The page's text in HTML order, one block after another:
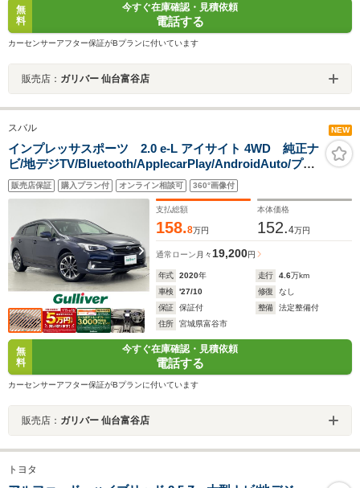
無
料
今すぐ在庫確認・見積依頼
電話する
カーセンサーアフター保証がBプランに付いています
販売店： ガリバー 仙台富谷店
スバル NEW
インプレッサスポーツ 2.0 e-L アイサイト 4WD 純正ナ
ビ/地デジTV/Bluetooth/ApplecarPlay/AndroidAuto/プリ
クラッシュセーフティ/レーダークルーズコントロール/レ
ーンキープアシスト/ブラインドスポットモニター/シート
ヒーター/横滑り防止/ETC2.0/禁煙車
販売店保証 購入プラン付 オンライン相談可 360°画像付
支払総額
158.8万円
本体価格
152.4万円
通常ローン 月々 19,200円
年式 2020年 走行 4.6万km
車検
'27/10 修復
なし
保証
保証付 整備
法定整備付
住所
宮城県富谷市
無
料
今すぐ在庫確認・見積依頼
電話する
カーセンサーアフター保証がBプランに付いています
販売店： ガリバー 仙台富谷店
トヨタ